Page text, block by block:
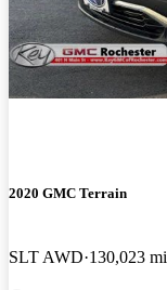
2020 GMC Terrain
SLT AWD 130,023